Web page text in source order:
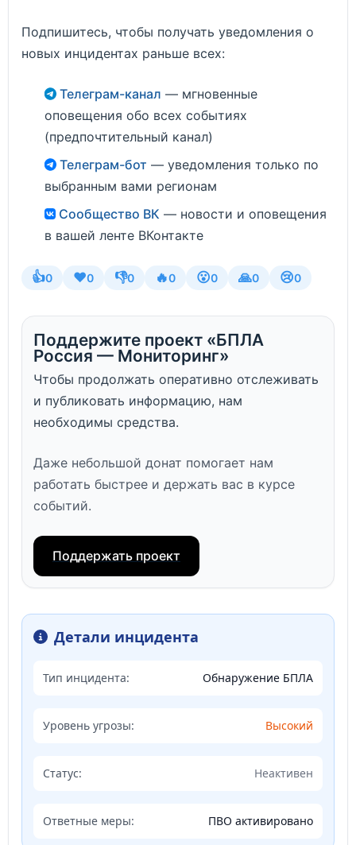
Подпишитесь, чтобы получать уведомления о
новых инцидентах раньше всех:
Телеграм-канал — мгновенные
оповещения обо всех событиях
(предпочтительный канал)
Телеграм-бот — уведомления только по
выбранным вами регионам
Сообщество ВК — новости и оповещения
в вашей ленте ВКонтакте
👍0 ❤️0 👎0 🔥0 😮0 🙏0 😢0
Поддержите проект «БПЛА
Россия — Мониторинг»
Чтобы продолжать оперативно отслеживать
и публиковать информацию, нам
необходимы средства.
Даже небольшой донат помогает нам
работать быстрее и держать вас в курсе
событий.
Поддержать проект
Детали инцидента
Тип инцидента: Обнаружение БПЛА
Уровень угрозы: Высокий
Статус: Неактивен
Ответные меры: ПВО активировано